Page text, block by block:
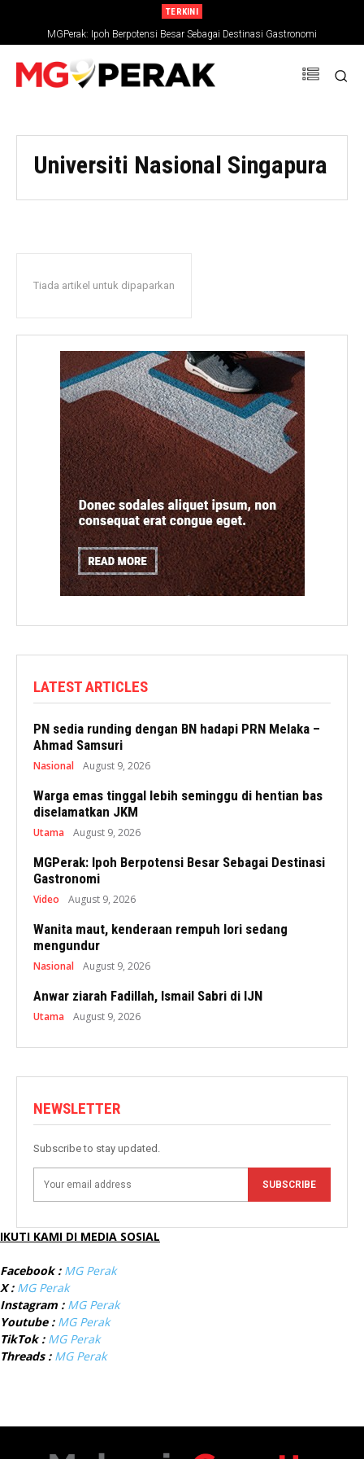
TERKINI
MGPerak: Ipoh Berpotensi Besar Sebagai Destinasi Gastronomi
Universiti Nasional Singapura
Tiada artikel untuk dipaparkan
LATEST ARTICLES
PN sedia runding dengan BN hadapi PRN Melaka –
Ahmad Samsuri
Nasional August 9, 2026
Warga emas tinggal lebih seminggu di hentian bas
diselamatkan JKM
Utama August 9, 2026
MGPerak: Ipoh Berpotensi Besar Sebagai Destinasi
Gastronomi
Video August 9, 2026
Wanita maut, kenderaan rempuh lori sedang
mengundur
Nasional August 9, 2026
Anwar ziarah Fadillah, Ismail Sabri di IJN
Utama August 9, 2026
NEWSLETTER
Subscribe to stay updated.
SUBSCRIBE
IKUTI KAMI DI MEDIA SOSIAL
Facebook : MG Perak
X : MG Perak
Instagram : MG Perak
Youtube : MG Perak
TikTok : MG Perak
Threads : MG Perak